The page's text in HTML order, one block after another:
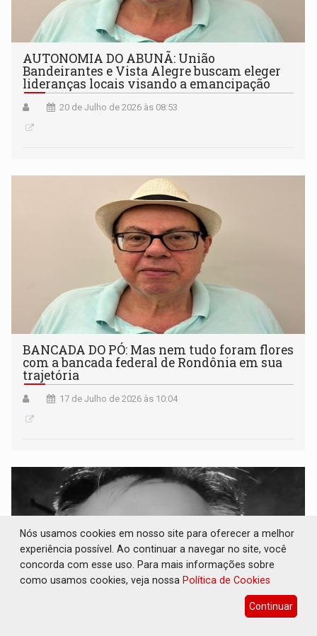
AUTONOMIA DO ABUNÃ: União
Bandeirantes e Vista Alegre buscam eleger
lideranças locais visando a emancipação
20 de Julho de 2026 às 08:53
BANCADA DO PÓ: Mas nem tudo foram flores
com a bancada federal de Rondônia em sua
trajetória
17 de Julho de 2026 às 10:04
Nós usamos cookies em nosso site para oferecer a melhor
experiência possível. Ao continuar a navegar no site, você
concorda com esse uso. Para mais informações sobre
como usamos cookies, veja nossa Política de Cookies
Continuar